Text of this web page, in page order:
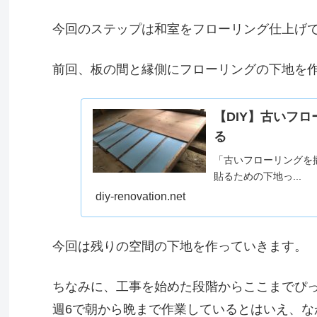
今回のステップは和室をフローリング仕上げ
前回、板の間と縁側にフローリングの下地を
【DIY】古いフ
る
「古いフローリング
貼るための下地っ...
diy-renovation.net
今回は残りの空間の下地を作っていきます。
ちなみに、工事を始めた段階からここまでぴ
週6で朝から晩まで作業しているとはいえ、